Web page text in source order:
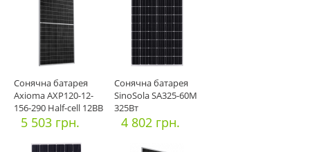
Сонячна батарея
Axioma AXP120-12-
156-290 Half-cell 12BB
5 503 грн.
Сонячна батарея
SinoSola SA325-60M
325Вт
4 802 грн.